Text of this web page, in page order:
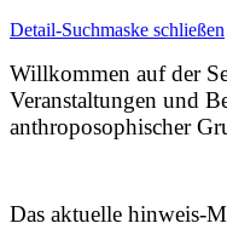
Detail-Suchmaske schließen
Willkommen auf der
Veranstaltungen und
anthroposophischer
Das aktuelle hinweis-